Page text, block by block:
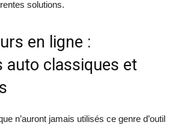
solutions.
en ligne :
auto classiques et
n’auront jamais utilisés ce genre d’outil